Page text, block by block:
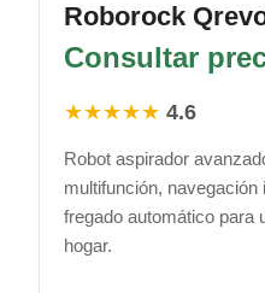
Roborock
Consultar
★★★★★ 4.6
Robot aspirador
multifunción,
fregado automático para
hogar.